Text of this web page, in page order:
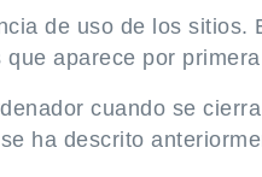
de uso de los sitios.
aparece por
cuando se
ha descrito